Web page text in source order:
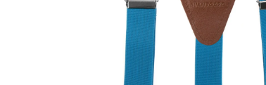
MM, MOTÝLEK A KAPESNÍČEK MODRÁ,
KOŇAKOVÁ KŮŽE 886-2244369